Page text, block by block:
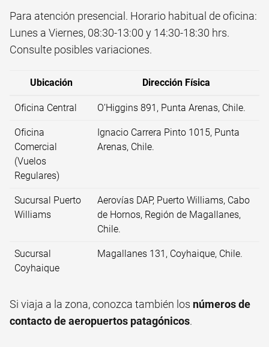
Para atención presencial. Horario habitual de oficina:
Lunes a Viernes, 08:30-13:00 y 14:30-18:30 hrs.
Consulte posibles variaciones.
Ubicación Dirección Física
Oficina Central O’Higgins 891, Punta Arenas, Chile.
Oficina
Comercial
(Vuelos
Regulares)
Ignacio Carrera Pinto 1015, Punta
Arenas, Chile.
Sucursal Puerto
Williams
Aerovías DAP, Puerto Williams, Cabo
de Hornos, Región de Magallanes,
Chile.
Sucursal
Coyhaique
Magallanes 131, Coyhaique, Chile.
Si viaja a la zona, conozca también los números de
contacto de aeropuertos patagónicos.